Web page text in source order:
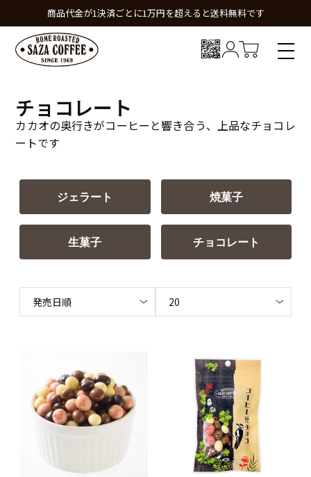
商品代金が1決済ごとに1万円を超えると送料無料です
チョコレート
カカオの奥行きがコーヒーと響き合う、上品なチョコレ
ートです
ジェラート 焼菓子
生菓子 チョコレート